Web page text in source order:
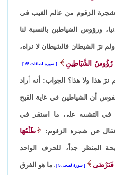
شجرة الزقوم من عالم الغيب في
ورؤوس الشياطين بالنسبة لنا
نرَ الشيطان فالشيطان لا نراه،
رُؤُوسُ الشَّيَاطِينِ سورة الصافات 65
هذا ولا هذا؟ الجواب: أنه أراد
أن الشياطين في غاية القبح
في التشبيه على ما استقر في
عن شجرة الزقوم: طَلْعُهَا
المنظر جداً، للحرف الواحد
فَتَرْضَى سورة الضحى 5 ما هو الفرق